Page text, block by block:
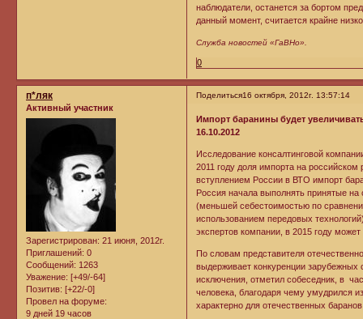
наблюдатели, останется за бортом
данный момент, считается крайне
Служба новостей «ГаВНо».
0
Поделиться16 октября, 2012г. 13:57:14
п*ляк
Активный участник
Зарегистрирован: 21 июня, 2012г.
Приглашений: 0
Сообщений: 1263
Уважение: [+49/-64]
Позитив: [+22/-0]
Провел на форуме:
9 дней 19 часов
Импорт баранины будет
16.10.2012
Исследование консалтинговой
2011 году доля импорта на
вступлением России в ВТО импорт
Россия начала выполнять принятые
(меньшей себестоимостью по
использованием передовых
экспертов компании, в 2015 году
По словам представителя
выдерживает конкуренции зарубежных
исключения, отметил собеседник, в
человека, благодаря чему умудрился
характерно для отечественных